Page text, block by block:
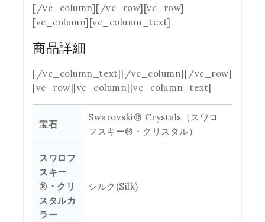
[/vc_column][/vc_row][vc_row]
[vc_column][vc_column_text]
商品詳細
[/vc_column_text][/vc_column][/vc_row]
[vc_row][vc_column][vc_column_text]
宝石
Swarovski® Crystals（スワロ
フスキー®・クリスタル）
スワロフ
スキー
®・クリ
スタルカ
ラー
シルク(Silk)